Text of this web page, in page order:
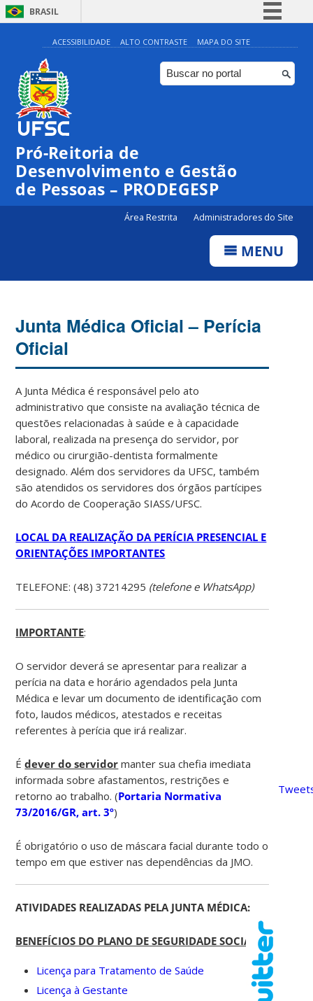
BRASIL
Simplifique!
Comunica BR
Participe
ACESSIBILIDADE ALTO CONTRASTE MAPA DO SITE
Pró-Reitoria de
Desenvolvimento e Gestão
de Pessoas – PRODEGESP
Área Restrita Administradores do Site
MENU
Junta Médica Oficial – Perícia
Oficial
A Junta Médica é responsável pelo ato
administrativo que consiste na avaliação técnica de
questões relacionadas à saúde e à capacidade
laboral, realizada na presença do servidor, por
médico ou cirurgião-dentista formalmente
designado. Além dos servidores da UFSC, também
são atendidos os servidores dos órgãos partícipes
do Acordo de Cooperação SIASS/UFSC.
LOCAL DA REALIZAÇÃO DA PERÍCIA PRESENCIAL E
ORIENTAÇÕES IMPORTANTES
TELEFONE: (48) 37214295 (telefone e WhatsApp)
IMPORTANTE:
O servidor deverá se apresentar para realizar a
perícia na data e horário agendados pela Junta
Médica e levar um documento de identificação com
foto, laudos médicos, atestados e receitas
referentes à perícia que irá realizar.
Édever do servidor manter sua chefia imediata
informada sobre afastamentos, restrições e
retorno ao trabalho. (Portaria Normativa
73/2016/GR, art. 3º)
É obrigatório o uso de máscara facial durante todo o
tempo em que estiver nas dependências da JMO.
ATIVIDADES REALIZADAS PELA JUNTA MÉDICA:
BENEFÍCIOS DO PLANO DE SEGURIDADE SOCIAL:
Licença para Tratamento de Saúde
Licença à Gestante